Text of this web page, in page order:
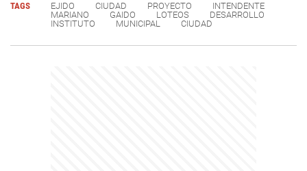
TAGS EJIDO CIUDAD PROYECTO
INTENDENTE
MARIANO
GAIDO LOTEOS
DESARROLLO
INSTITUTO
MUNICIPAL CIUDAD